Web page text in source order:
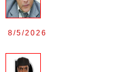
8/5/2026